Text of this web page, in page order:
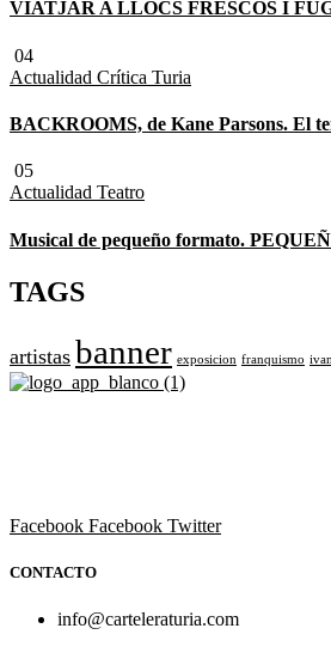
VIATJAR A LLOCS FRESCOS I
04
Actualidad Crítica Turia
BACKROOMS, de Kane Parsons. El
05
Actualidad Teatro
Musical de pequeño formato.
TAGS
artistas banner exposicion franquismo
Facebook Facebook Twitter
CONTACTO
info@carteleraturia.com